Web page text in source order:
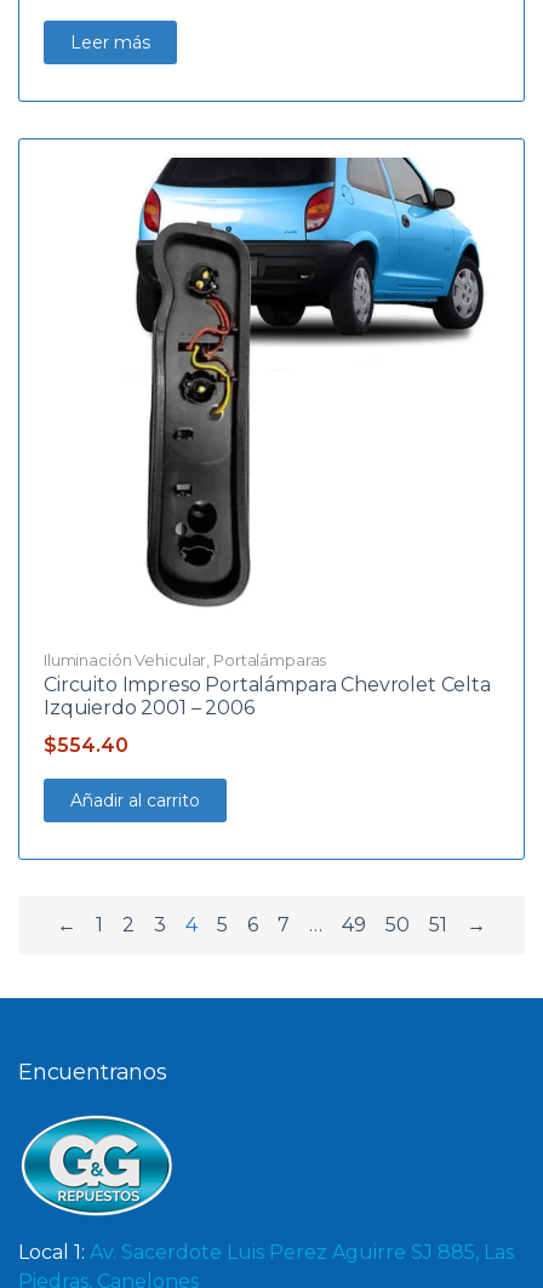
Leer más
Iluminación Vehicular Portalámparas
Circuito Impreso Portalámpara Chevrolet Celta
Izquierdo 2001 – 2006
$554.40
Añadir al carrito
← 1 2 3 4 5 6 7 … 49 50 51 →
Encuentranos
Local 1: Av. Sacerdote Luis Perez Aguirre SJ 885, Las
Piedras, Canelones